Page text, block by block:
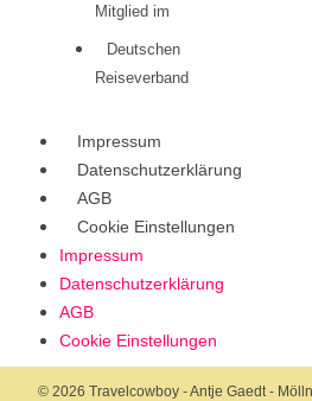
Mitglied im
Deutschen
Reiseverband
Impressum
Datenschutzerklärung
AGB
Cookie Einstellungen
Impressum
Datenschutzerklärung
AGB
Cookie Einstellungen
© 2026 Travelcowboy - Antje Gaedt -